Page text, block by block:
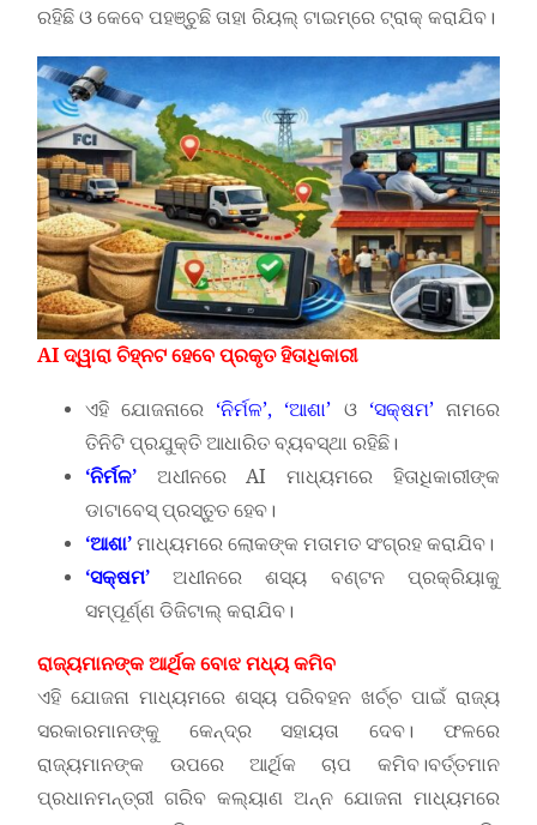
ରହିଛି ଓ କେବେ ପହଞ୍ଚୁଛି ତାହା ରିୟଲ୍‌ ଟାଇମ୍‌ରେ ଟ୍ରାକ୍‌ କରାଯିବ।
AIଦ୍ୱାରା ଚିହ୍ନଟ ହେବେ ପ୍ରକୃତ ହିତାଧିକାରୀ
ଏହି ଯୋଜନାରେ ‘ନିର୍ମଳ’, ‘ଆଶା’ ଓ ‘ସକ୍ଷମ’ନାମରେ
ତିନିଟି ପ୍ରଯୁକ୍ତି ଆଧାରିତ ବ୍ୟବସ୍ଥା ରହିଛି।
‘ନିର୍ମଳ’ ଅଧୀନରେ AI ମାଧ୍ୟମରେ ହିତାଧିକାରୀଙ୍କ
ଡାଟାବେସ୍‌ ପ୍ରସ୍ତୁତ ହେବ।
‘ଆଶା’ ମାଧ୍ୟମରେ ଲୋକଙ୍କ ମତାମତ ସଂଗ୍ରହ କରାଯିବ।
‘ସକ୍ଷମ’ ଅଧୀନରେ ଶସ୍ୟ ବଣ୍ଟନ ପ୍ରକ୍ରିୟାକୁ
ସମ୍ପୂର୍ଣ୍ଣ ଡିଜିଟାଲ୍‌ କରାଯିବ।
ରାଜ୍ୟମାନଙ୍କ ଆର୍ଥିକ ବୋଝ ମଧ୍ୟ କମିବ
ଏହି ଯୋଜନା ମାଧ୍ୟମରେ ଶସ୍ୟ ପରିବହନ ଖର୍ଚ୍ଚ ପାଇଁ ରାଜ୍ୟ
ସରକାରମାନଙ୍କୁ କେନ୍ଦ୍ର ସହାୟତା ଦେବ। ଫଳରେ
ରାଜ୍ୟମାନଙ୍କ ଉପରେ ଆର୍ଥିକ ଚାପ କମିବ।ବର୍ତ୍ତମାନ
ପ୍ରଧାନମନ୍ତ୍ରୀ ଗରିବ କଲ୍ୟାଣ ଅନ୍ନ ଯୋଜନା ମାଧ୍ୟମରେ